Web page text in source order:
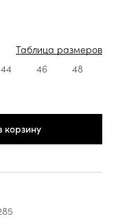
Таблица размеров
44 46
48
корзину